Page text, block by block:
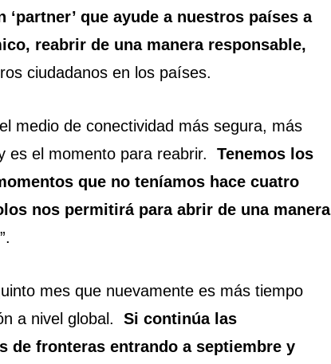
‘partner’ que ayude a nuestros países a
reabrir de una manera responsable,
ciudadanos en los países.
medio de conectividad más segura, más
es el momento para reabrir. Tenemos los
que no teníamos hace cuatro
nos permitirá para abrir de una manera
”.
mes que nuevamente es más tiempo
a nivel global. Si continúa las
de fronteras entrando a septiembre y